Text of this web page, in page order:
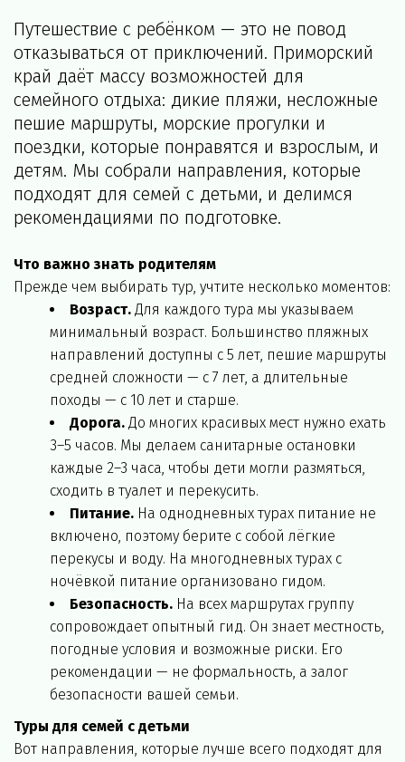
Путешествие с ребёнком — это не повод
отказываться от приключений. Приморский
край даёт массу возможностей для
семейного отдыха: дикие пляжи, несложные
пешие маршруты, морские прогулки и
поездки, которые понравятся и взрослым, и
детям. Мы собрали направления, которые
подходят для семей с детьми, и делимся
рекомендациями по подготовке.
Что важно знать родителям
Прежде чем выбирать тур, учтите несколько моментов:
Возраст. Для каждого тура мы указываем
минимальный возраст. Большинство пляжных
направлений доступны с 5 лет, пешие маршруты
средней сложности — с 7 лет, а длительные
походы — с 10 лет и старше.
Дорога. До многих красивых мест нужно ехать
3–5 часов. Мы делаем санитарные остановки
каждые 2–3 часа, чтобы дети могли размяться,
сходить в туалет и перекусить.
Питание. На однодневных турах питание не
включено, поэтому берите с собой лёгкие
перекусы и воду. На многодневных турах с
ночёвкой питание организовано гидом.
Безопасность. На всех маршрутах группу
сопровождает опытный гид. Он знает местность,
погодные условия и возможные риски. Его
рекомендации — не формальность, а залог
безопасности вашей семьи.
Туры для семей с детьми
Вот направления, которые лучше всего подходят для